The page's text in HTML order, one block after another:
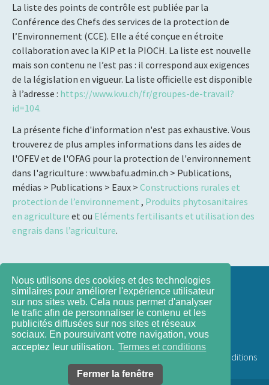
Nous utilisons des cookies et des technologies
similaires pour améliorer l'expérience utilisateur
sur nos sites web. Cela nous permet d'analyser
le trafic afin de personnaliser le contenu et les
publicités diffusées sur nos sites et réseaux
sociaux. En poursuivant votre navigation, vous
acceptez leur utilisation. Termes et conditions
Fermer la fenêtre
La liste des points de contrôle est publiée par la
Conférence des Chefs des services de la protection de
l’Environnement (CCE). Elle a été conçue en étroite
collaboration avec la KIP et la PIOCH. La liste est nouvelle
mais son contenu ne l’est pas : il correspond aux exigences
de la législation en vigueur. La liste officielle est disponible
à l’adresse : https://www.kvu.ch/fr/groupes-de-travail?
id=104.
La présente fiche d'information n'est pas exhaustive. Vous
trouverez de plus amples informations dans les aides de
l'OFEV et de l'OFAG pour la protection de l'environnement
dans l'agriculture : www.bafu.admin.ch > Publications,
médias > Publications > Eaux > Constructions rurales et
protection de l’environnement , Produits phytosanitaires
en agriculture et ou Eléments fertilisants et utilisation des
engrais dans l’agriculture.
Contact
Impressum
Termes et conditions